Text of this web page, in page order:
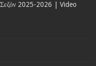
2025-2026 | Video